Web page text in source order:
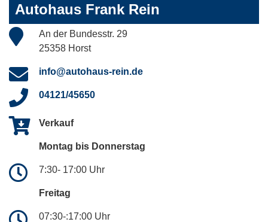
Autohaus Frank Rein
An der Bundesstr. 29
25358 Horst
info@autohaus-rein.de
04121/45650
Verkauf
Montag bis Donnerstag
7:30- 17:00 Uhr
Freitag
07:30-:17:00 Uhr